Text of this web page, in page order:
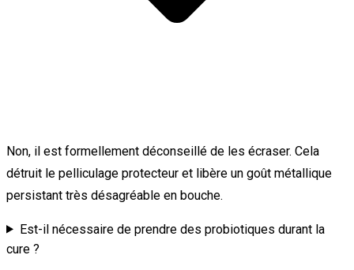
Non, il est formellement déconseillé de les écraser. Cela
détruit le pelliculage protecteur et libère un goût métallique
persistant très désagréable en bouche.
Est-il nécessaire de prendre des probiotiques durant la
cure ?